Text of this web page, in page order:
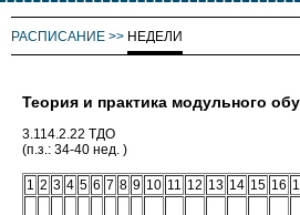
РАСПИСАНИЕ >> НЕДЕЛИ
Теория и практика модульного
3.114.2.22 ТДО
(п.з.: 34-40 нед. )
1 2 3 4 5 6 7 8 9 10 11 12 13 14 15 16